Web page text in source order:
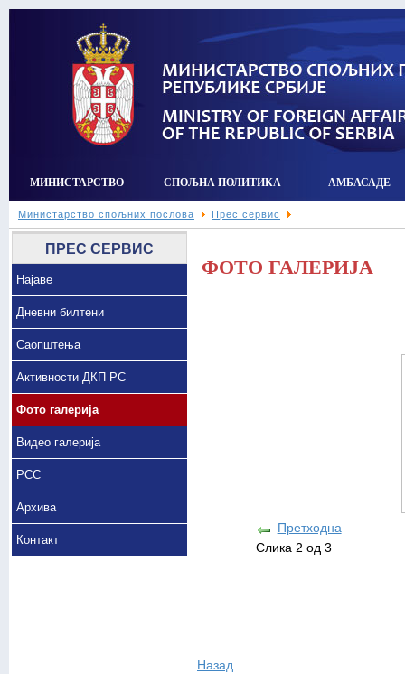
МИНИСТАРСТВО СПОЉНА ПОЛИТИКА АМБАСАДЕ
Министарство спољних послова Прес сервис
ПРЕС СЕРВИС
Најаве
Дневни билтени
Саопштења
Активности ДКП РС
Фото галерија
Видео галерија
РСС
Архива
Контакт
ФОТО ГАЛЕРИЈА
Претходна
Слика 2 од 3
Назад